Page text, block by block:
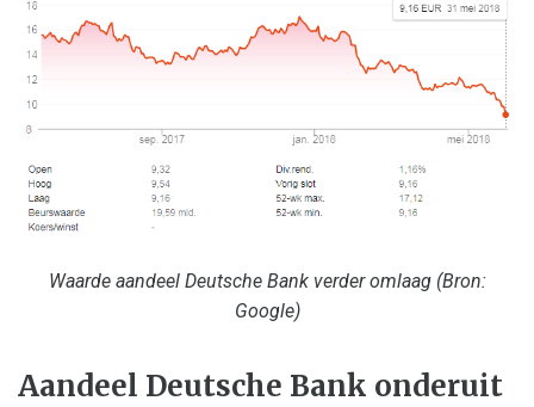
Waarde aandeel Deutsche Bank verder omlaag (Bron:
Google)
Aandeel Deutsche Bank onderuit